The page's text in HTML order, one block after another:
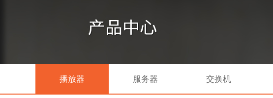
播放器 服务器 交换机